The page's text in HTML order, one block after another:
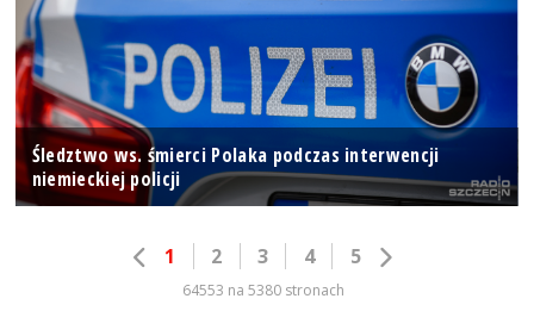
Śledztwo ws. śmierci Polaka podczas interwencji
niemieckiej policji
1 2 3 4 5
64553 na 5380 stronach